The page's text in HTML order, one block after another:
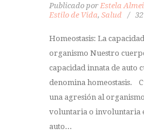
Publicado por Estela
Estilo de Vida, Salud 32
Homeostasis: La
organismo Nuestro
capacidad innata de auto
denomina homeostasis.
una agresión al
voluntaria o involuntaria
auto...